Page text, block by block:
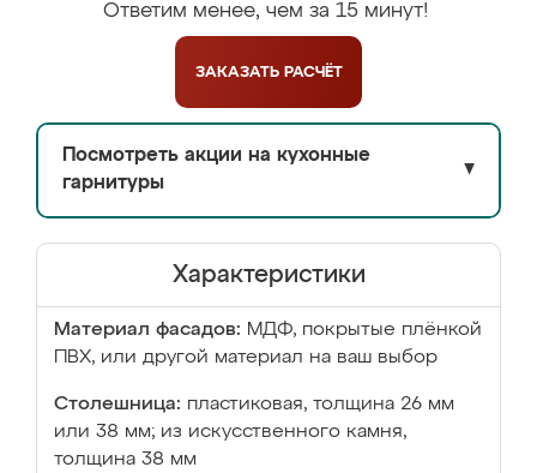
Ответим менее, чем за 15 минут!
ЗАКАЗАТЬ РАСЧЁТ
Посмотреть акции на кухонные
гарнитуры
▼
Характеристики
Материал фасадов: МДФ, покрытые плёнкой
ПВХ, или другой материал на ваш выбор
Столешница: пластиковая, толщина 26 мм
или 38 мм; из искусственного камня,
толщина 38 мм